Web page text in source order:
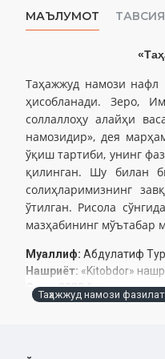
МАЪЛУМОТ ТАВСИЯ
Таҳажжуд намози нафл
ҳисобланади. Зеро,
соллаллоҳу алайҳи
намозидир», дея
ўқиш тартиби, унинг
қилинган. Шу билан
солиҳларимизнинг
ўтилган. Рисола
мазҳабининг мўътабар
Муаллиф: Абдулатиф
Нашриёт: «Kitobdor»
Сана:2023 йил
Ҳажми:144 бет
Муқоваси:
Таҳажжуд намози